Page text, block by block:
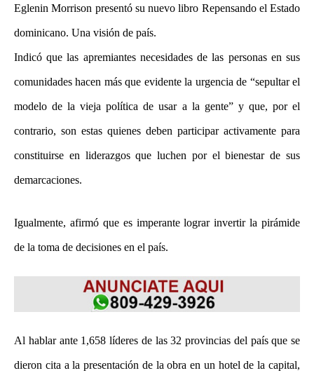
Eglenin Morrison presentó su nuevo libro Repensando el Estado
dominicano. Una visión de país.
Indicó que las apremiantes necesidades de las personas en sus
comunidades hacen más que evidente la urgencia de “sepultar el
modelo de la vieja política de usar a la gente” y que, por el
contrario, son estas quienes deben participar activamente para
constituirse en liderazgos que luchen por el bienestar de sus
demarcaciones.
Igualmente, afirmó que es imperante lograr invertir la pirámide
de la toma de decisiones en el país.
Al hablar ante 1,658 líderes de las 32 provincias del país que se
dieron cita a la presentación de la obra en un hotel de la capital,